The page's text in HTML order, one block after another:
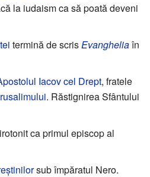
la iudaism ca să poată deveni
termină de scris Evangheliaîn
Iacov cel Drept, fratele
. Răstignirea Sfântului
ca primul episcop al
sub împăratul Nero.